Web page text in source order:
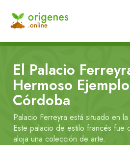
El Palacio
Hermoso
Córdoba
Palacio Ferreyra está situado en
Este palacio de estilo francés fue
aloja una colección de arte.